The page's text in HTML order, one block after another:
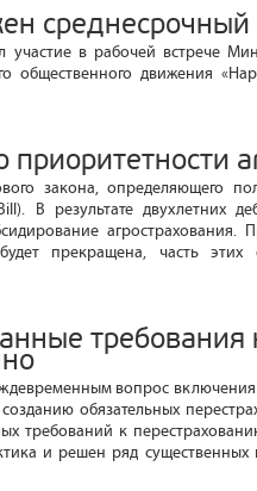
среднесрочный
в рабочей встрече
общественного движения
закона, определяющего
В результате двухлетних
прекращена, часть этих
требования
вопрос
обязательных
требований к
и решен ряд